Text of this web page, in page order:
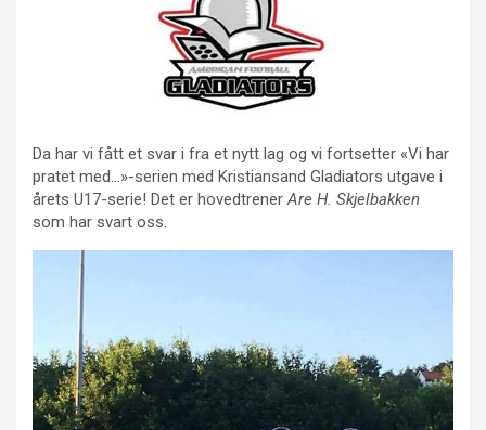
Da har vi fått et svar i fra et nytt lag og vi fortsetter «Vi har
pratet med…»-serien med Kristiansand Gladiators utgave i
årets U17-serie! Det er hovedtrener Are H. Skjelbakken
som har svart oss.